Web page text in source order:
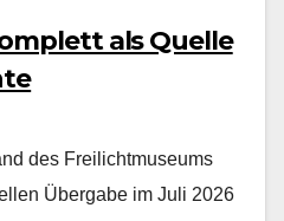
als Quelle
des Freilichtmuseums
Über­gabe im Juli 2026